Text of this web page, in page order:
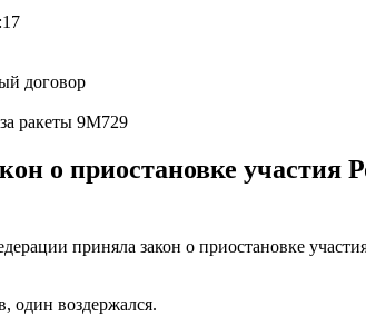
ракеты 9М729
о приостановке участия
приняла закон о приостановке
один воздержался.